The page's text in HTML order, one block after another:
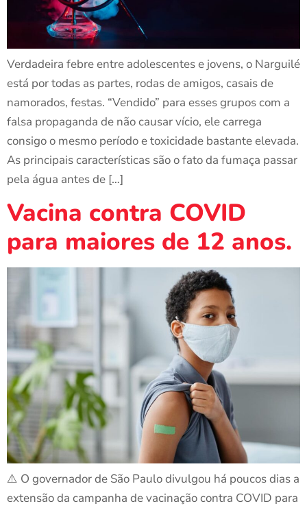
Verdadeira febre entre adolescentes e jovens, o Narguilé
está por todas as partes, rodas de amigos, casais de
namorados, festas. “Vendido” para esses grupos com a
falsa propaganda de não causar vício, ele carrega
consigo o mesmo período e toxicidade bastante elevada.
As principais características são o fato da fumaça passar
pela água antes de […]
Vacina contra COVID
para maiores de 12 anos.
⚠️ O governador de São Paulo divulgou há poucos dias a
extensão da campanha de vacinação contra COVID para